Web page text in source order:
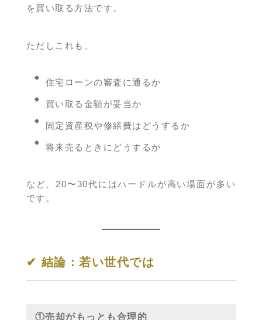
を買い取る方法です。
ただしこれも、
住宅ローンの審査に通るか
買い取る金額が妥当か
固定資産税や修繕費はどうするか
将来売るときにどうするか
など、20〜30代にはハードルが高い場面が多い
です。
✔ 結論：若い世代では
①売却がもっとも合理的